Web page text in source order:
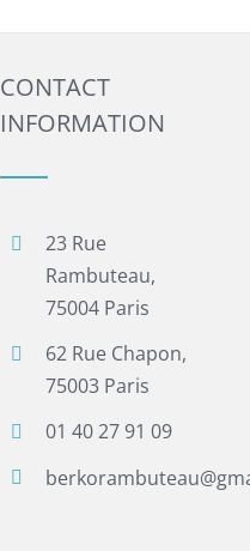
CONTACT
INFORMATION
23 Rue
Rambuteau,
75004 Paris
62 Rue Chapon,
75003 Paris
01 40 27 91 09